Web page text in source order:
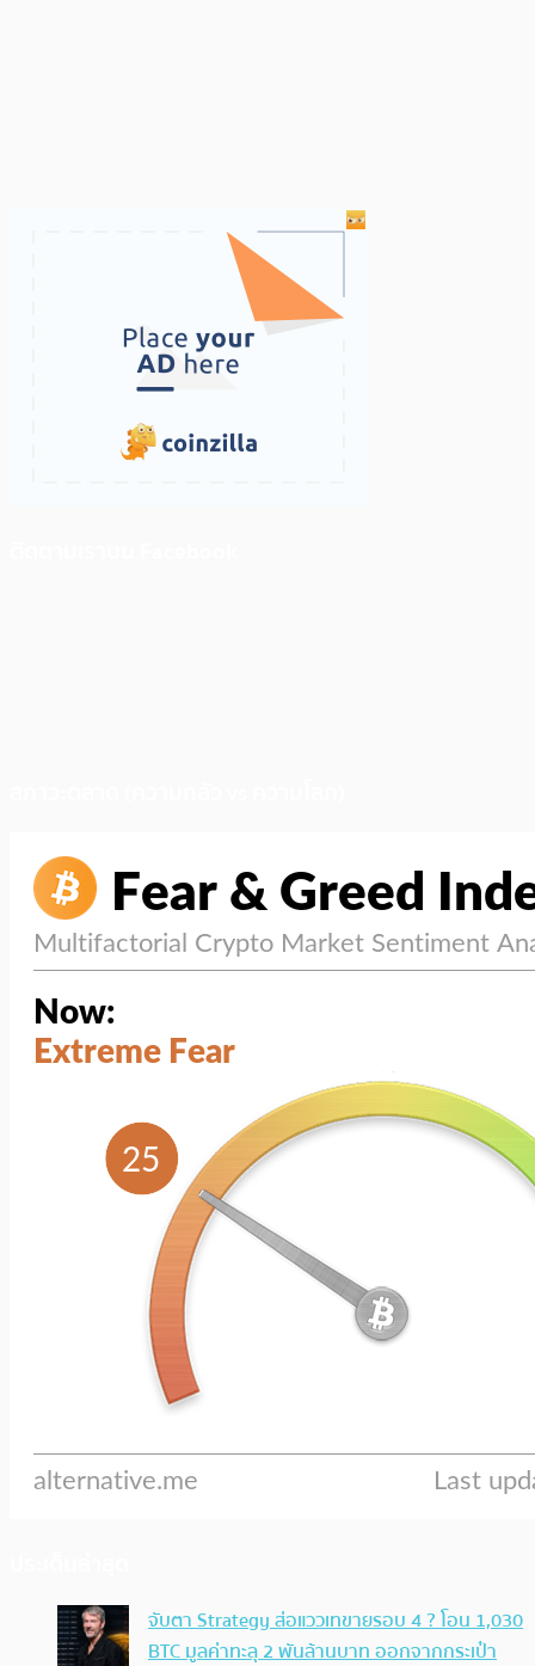
จับตา Strategy ส่อแววเทขายรอบ 4 ? โอน 1,030
BTC มูลค่าทะลุ 2 พันล้านบาท ออกจากกระเป๋า